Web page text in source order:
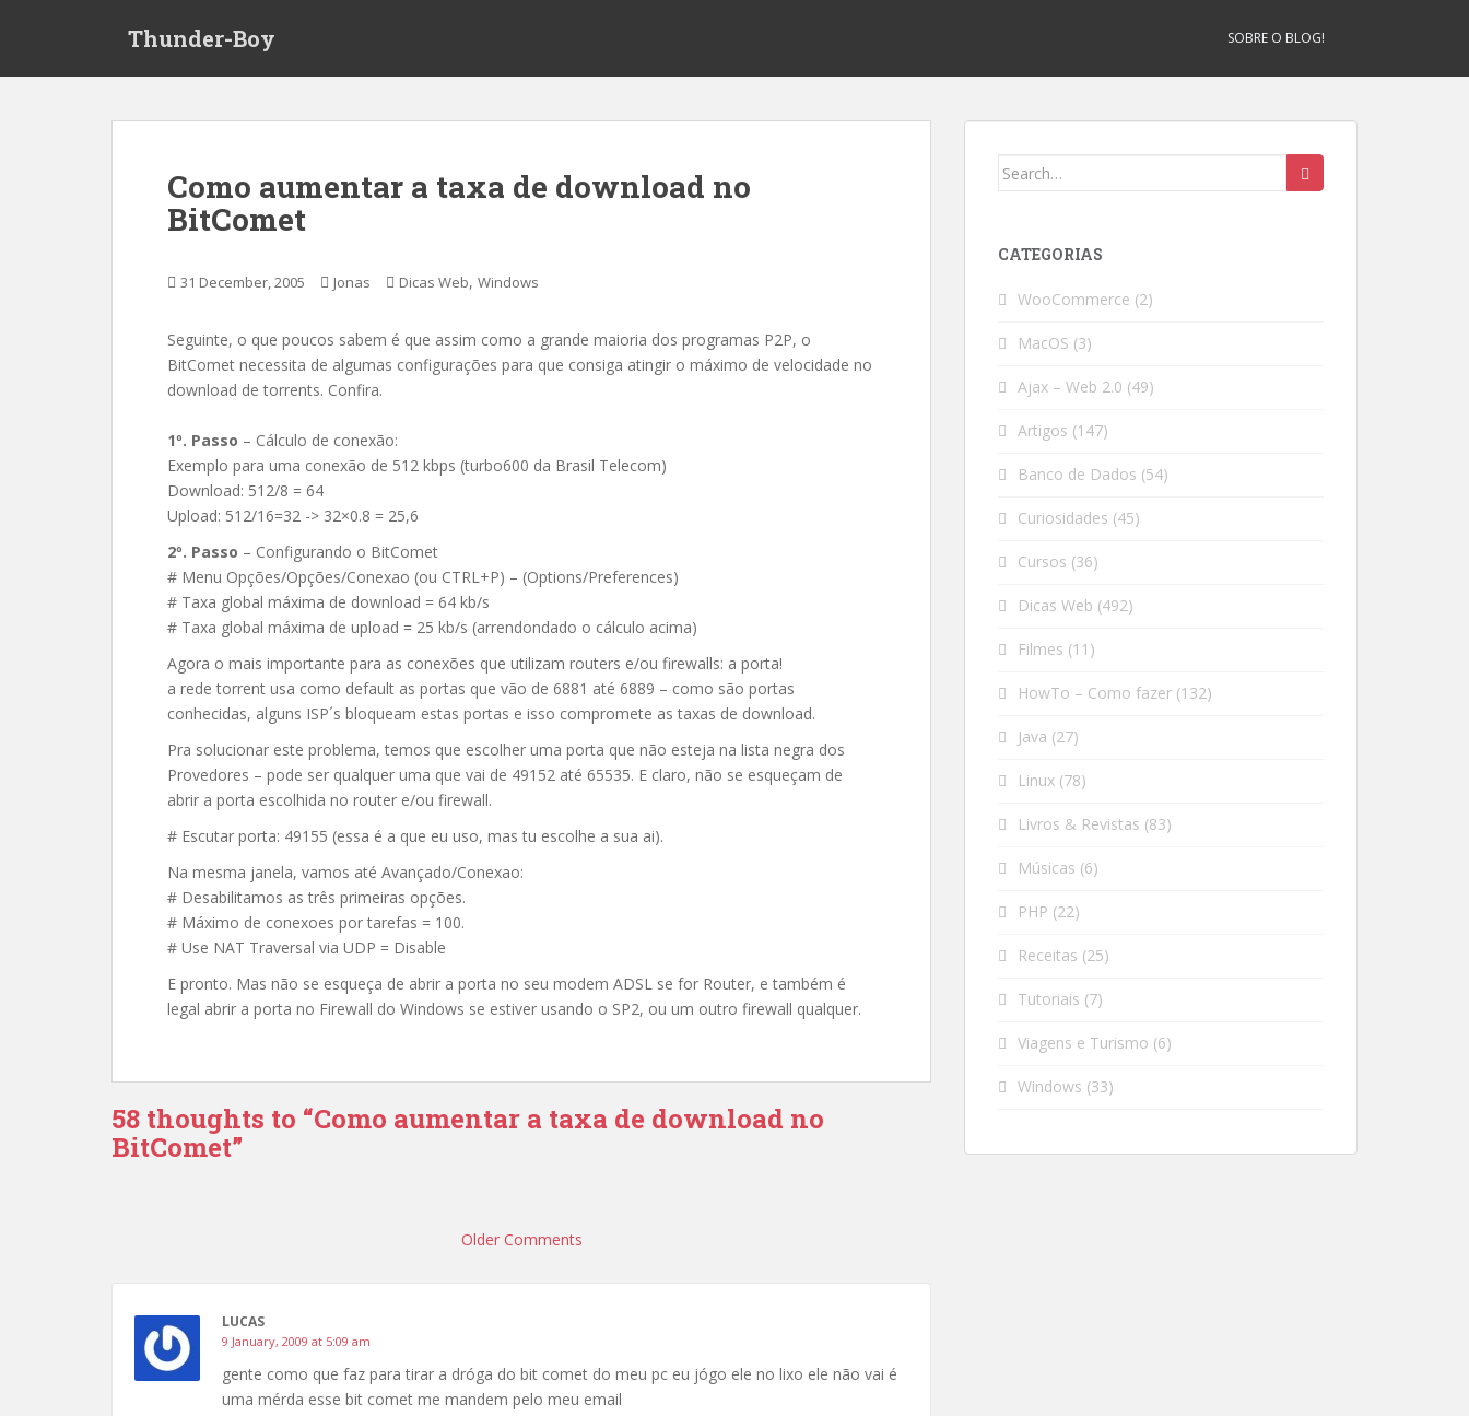
Thunder-Boy SOBRE O BLOG!
Como aumentar a taxa de download no
BitComet
31 December, 2005 Jonas Dicas Web, Windows
Seguinte, o que poucos sabem é que assim como a grande maioria dos programas P2P, o
BitComet necessita de algumas configurações para que consiga atingir o máximo de velocidade no
download de torrents. Confira.
1º. Passo – Cálculo de conexão:
Exemplo para uma conexão de 512 kbps (turbo600 da Brasil Telecom)
Download: 512/8 = 64
Upload: 512/16=32 -> 32×0.8 = 25,6
2º. Passo – Configurando o BitComet
# Menu Opções/Opções/Conexao (ou CTRL+P) – (Options/Preferences)
# Taxa global máxima de download = 64 kb/s
# Taxa global máxima de upload = 25 kb/s (arrendondado o cálculo acima)
Agora o mais importante para as conexões que utilizam routers e/ou firewalls: a porta!
a rede torrent usa como default as portas que vão de 6881 até 6889 – como são portas
conhecidas, alguns ISP´s bloqueam estas portas e isso compromete as taxas de download.
Pra solucionar este problema, temos que escolher uma porta que não esteja na lista negra dos
Provedores – pode ser qualquer uma que vai de 49152 até 65535. E claro, não se esqueçam de
abrir a porta escolhida no router e/ou firewall.
# Escutar porta: 49155 (essa é a que eu uso, mas tu escolhe a sua ai).
Na mesma janela, vamos até Avançado/Conexao:
# Desabilitamos as três primeiras opções.
# Máximo de conexoes por tarefas = 100.
# Use NAT Traversal via UDP = Disable
E pronto. Mas não se esqueça de abrir a porta no seu modem ADSL se for Router, e também é
legal abrir a porta no Firewall do Windows se estiver usando o SP2, ou um outro firewall qualquer.
58 thoughts to “Como aumentar a taxa de download no
BitComet”
Older Comments
LUCAS
9 January, 2009 at 5:09 am
gente como que faz para tirar a dróga do bit comet do meu pc eu jógo ele no lixo ele não vai é
uma mérda esse bit comet me mandem pelo meu email
Search
CATEGORIAS
WooCommerce (2)
MacOS (3)
Ajax – Web 2.0 (49)
Artigos (147)
Banco de Dados (54)
Curiosidades (45)
Cursos (36)
Dicas Web (492)
Filmes (11)
HowTo – Como fazer (132)
Java (27)
Linux (78)
Livros & Revistas (83)
Músicas (6)
PHP (22)
Receitas (25)
Tutoriais (7)
Viagens e Turismo (6)
Windows (33)